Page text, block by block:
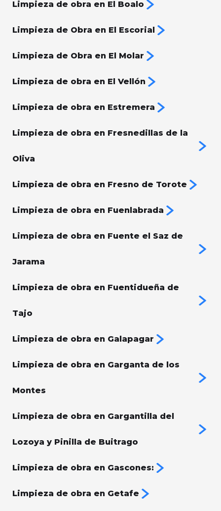
Limpieza de obra en El Boalo
Limpieza de Obra en El Escorial
Limpieza de Obra en El Molar
Limpieza de obra en El Vellón
Limpieza de obra en Estremera
Limpieza de obra en Fresnedillas de la
Oliva
Limpieza de obra en Fresno de Torote
Limpieza de obra en Fuenlabrada
Limpieza de obra en Fuente el Saz de
Jarama
Limpieza de obra en Fuentidueña de
Tajo
Limpieza de obra en Galapagar
Limpieza de obra en Garganta de los
Montes
Limpieza de obra en Gargantilla del
Lozoya y Pinilla de Buitrago
Limpieza de obra en Gascones:
Limpieza de obra en Getafe